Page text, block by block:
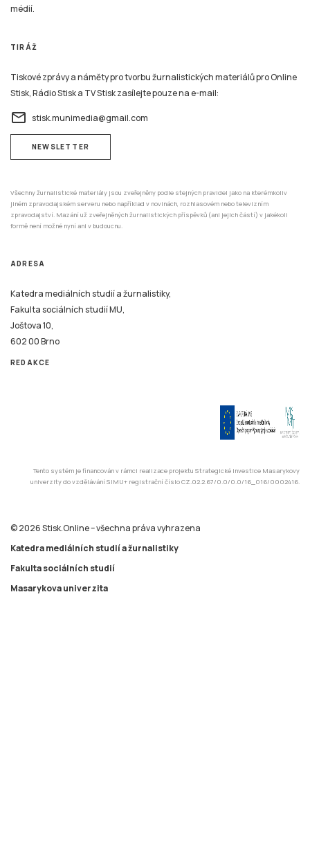
médií.
TIRÁŽ
Tiskové zprávy a náměty pro tvorbu žurnalistických materiálů pro Online
Stisk, Rádio Stisk a TV Stisk zasílejte pouze na e-mail:
email stisk.munimedia@gmail.com
NEWSLETTER
Všechny žurnalistické materiály jsou zveřejněny podle stejných pravidel jako na kterémkoliv
jiném zpravodajském serveru nebo například v novinách, rozhlasovém nebo televizním
zpravodajství. Mazání už zveřejněných žurnalistických příspěvků (ani jejich částí) v jakékoli
formě není možné nyní ani v budoucnu.
ADRESA
Katedra mediálních studií a žurnalistiky,
Fakulta sociálních studií MU,
Joštova 10,
602 00 Brno
REDAKCE
Tento systém je financován v rámci realizace projektu Strategické investice Masarykovy
univerzity do vzdělávání SIMU+ registrační číslo CZ.02.2.67/0.0/0.0/16_016/0002416.
© 2026 Stisk.Online – všechna práva vyhrazena
Katedra mediálních studií a žurnalistiky
Fakulta sociálních studií
Masarykova univerzita